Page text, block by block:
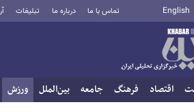
English تماس با ما درباره ما تبلیغات
اقتصاد فرهنگ جامعه بین‌الملل ورزش